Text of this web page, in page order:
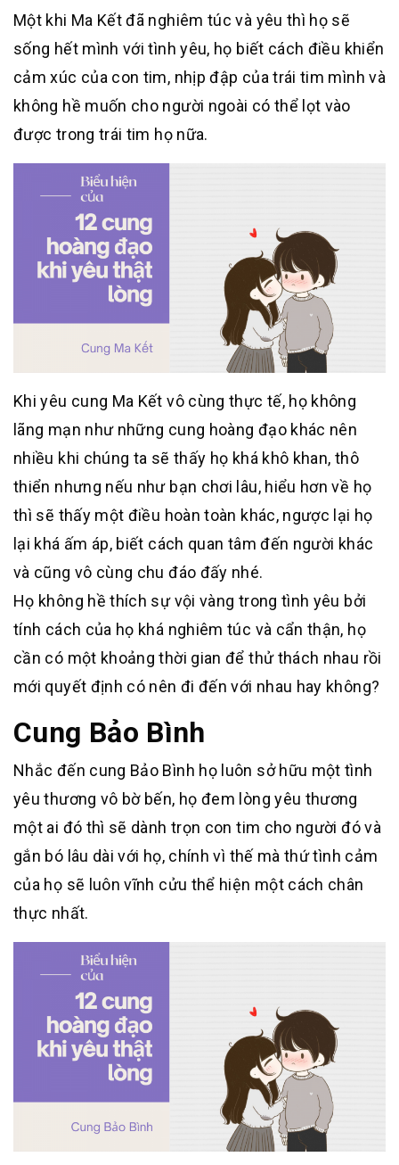
Một khi Ma Kết đã nghiêm túc và yêu thì họ sẽ
sống hết mình với tình yêu, họ biết cách điều khiển
cảm xúc của con tim, nhịp đập của trái tim mình và
không hề muốn cho người ngoài có thể lọt vào
được trong trái tim họ nữa.
Khi yêu cung Ma Kết vô cùng thực tế, họ không
lãng mạn như những cung hoàng đạo khác nên
nhiều khi chúng ta sẽ thấy họ khá khô khan, thô
thiển nhưng nếu như bạn chơi lâu, hiểu hơn về họ
thì sẽ thấy một điều hoàn toàn khác, ngược lại họ
lại khá ấm áp, biết cách quan tâm đến người khác
và cũng vô cùng chu đáo đấy nhé.
Họ không hề thích sự vội vàng trong tình yêu bởi
tính cách của họ khá nghiêm túc và cẩn thận, họ
cần có một khoảng thời gian để thử thách nhau rồi
mới quyết định có nên đi đến với nhau hay không?
Cung Bảo Bình
Nhắc đến cung Bảo Bình họ luôn sở hữu một tình
yêu thương vô bờ bến, họ đem lòng yêu thương
một ai đó thì sẽ dành trọn con tim cho người đó và
gắn bó lâu dài với họ, chính vì thế mà thứ tình cảm
của họ sẽ luôn vĩnh cửu thể hiện một cách chân
thực nhất.